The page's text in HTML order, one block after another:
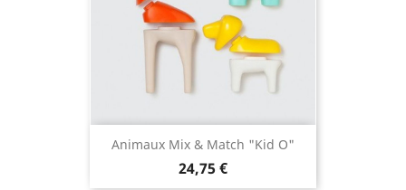
Animaux Mix & Match "Kid O"
24,75 €